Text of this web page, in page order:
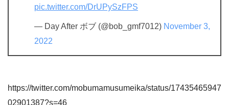
pic.twitter.com/DrUPySzFPS
— Day After ボブ (@bob_gmf7012) November 3,
2022
https://twitter.com/mobumamusumeika/status/17435465947
02901387?s=46